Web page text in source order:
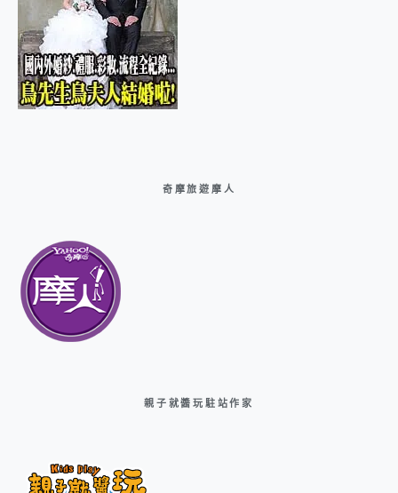
奇摩旅遊摩人
親子就醬玩駐站作家